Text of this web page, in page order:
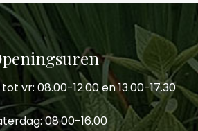
vr: 08.00-12.00 en 13.00-17.30
08.00-16.00